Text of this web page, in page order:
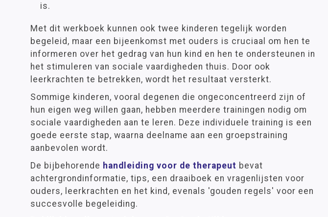
is.
Met dit werkboek kunnen ook twee kinderen tegelijk worden
begeleid, maar een bijeenkomst met ouders is cruciaal om hen te
informeren over het gedrag van hun kind en hen te ondersteunen in
het stimuleren van sociale vaardigheden thuis. Door ook
leerkrachten te betrekken, wordt het resultaat versterkt.
Sommige kinderen, vooral degenen die ongeconcentreerd zijn of
hun eigen weg willen gaan, hebben meerdere trainingen nodig om
sociale vaardigheden aan te leren. Deze individuele training is een
goede eerste stap, waarna deelname aan een groepstraining
aanbevolen wordt.
De bijbehorende handleiding voor de therapeut bevat
achtergrondinformatie, tips, een draaiboek en vragenlijsten voor
ouders, leerkrachten en het kind, evenals 'gouden regels' voor een
succesvolle begeleiding.